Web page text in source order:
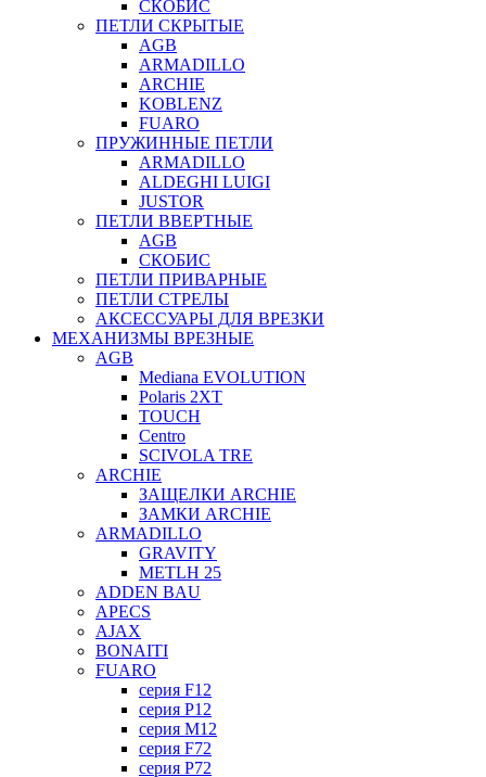
СКОБИС
ПЕТЛИ СКРЫТЫЕ
AGB
ARMADILLO
ARCHIE
KOBLENZ
FUARO
ПРУЖИННЫЕ ПЕТЛИ
ARMADILLO
ALDEGHI LUIGI
JUSTOR
ПЕТЛИ ВВЕРТНЫЕ
AGB
СКОБИС
ПЕТЛИ ПРИВАРНЫЕ
ПЕТЛИ СТРЕЛЫ
АКСЕССУАРЫ ДЛЯ ВРЕЗКИ
МЕХАНИЗМЫ ВРЕЗНЫЕ
AGB
Mediana EVOLUTION
Polaris 2XT
TOUCH
Centro
SCIVOLA TRE
ARCHIE
ЗАЩЕЛКИ ARCHIE
ЗАМКИ ARCHIE
ARMADILLO
GRAVITY
METLH 25
ADDEN BAU
APECS
AJAX
BONAITI
FUARO
серия F12
серия P12
серия M12
серия F72
серия P72